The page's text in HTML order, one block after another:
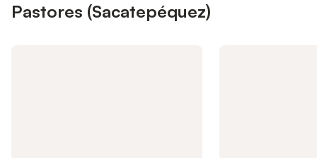
Pastores (Sacatepéquez)